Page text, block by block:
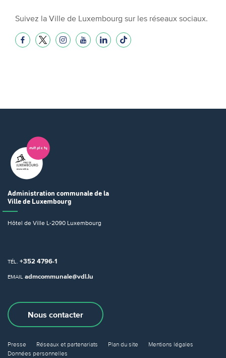
Suivez la Ville de Luxembourg sur les réseaux sociaux.
Administration communale de la
Ville de Luxembourg
Hôtel de Ville L-2090 Luxembourg
TÉL. +352 4796-1
EMAIL admcommunale@vdl.lu
Nous contacter
Presse Réseaux et partenariats Plan du site
Mentions légales
Données personnelles